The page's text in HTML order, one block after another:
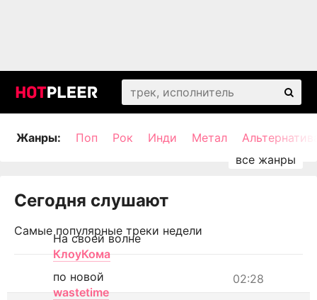
Жанры: Поп Рок Инди Метал
Сегодня слушают
Самые популярные треки недели
На своей волне
КлоуКома
02:28
по новой
wastetime